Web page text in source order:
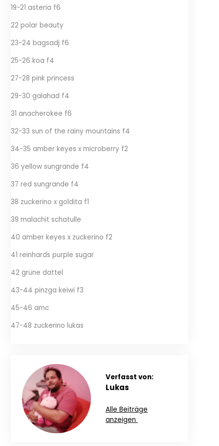
19-21 asteria f6
22 polar beauty
23-24 bagsadj f6
25-26 koa f4
27-28 pink princess
29-30 galahad f4
31 anacherokee f6
32-33 sun of the rainy mountains f4
34-35 amber keyes x microberry f2
36 yellow sungrande f4
37 red sungrande f4
38 zuckerino x goldita f1
39 malachit schatulle
40 amber keyes x zuckerino f2
41 reinhards purple sugar
42 grüne dattel
43-44 pinzga keiwi f3
45-46 amc
47-48 zuckerino lukas
Verfasst von:
Lukas
Alle Beiträge
anzeigen